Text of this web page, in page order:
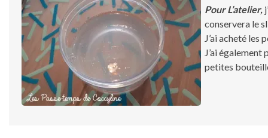
Pour L’atelier,
conservera le
J’ai acheté les
J’ai
petites